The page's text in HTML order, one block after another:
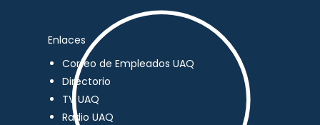
Enlaces
Correo de Empleados UAQ
Directorio
TV UAQ
Radio UAQ